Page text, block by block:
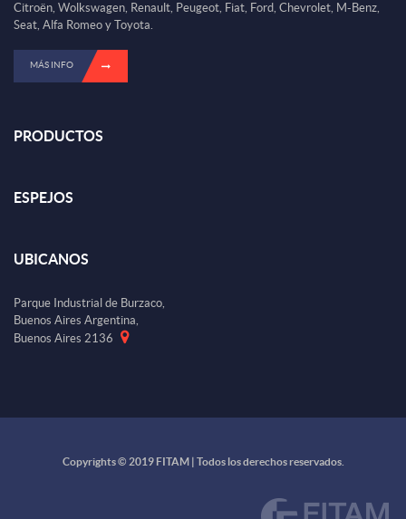
Citroën, Wolkswagen, Renault, Peugeot, Fiat, Ford, Chevrolet, M-Benz,
Seat, Alfa Romeo y Toyota.
MÁS INFO
PRODUCTOS
ESPEJOS
UBICANOS
Parque Industrial de Burzaco,
Buenos Aires Argentina,
Buenos Aires 2136
Copyrights © 2019 FITAM | Todos los derechos reservados.